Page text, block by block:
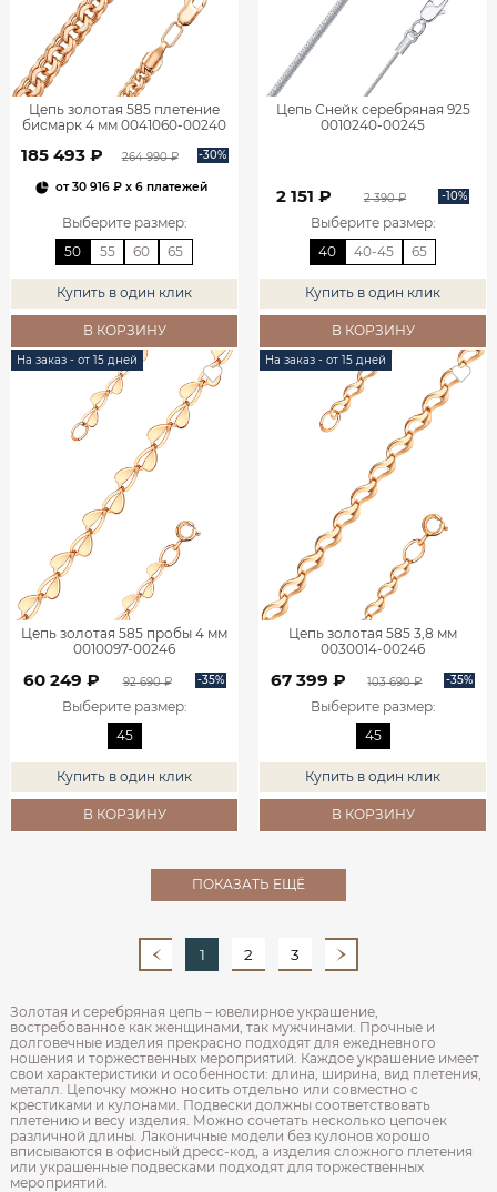
Цепь золотая 585 плетение
бисмарк 4 мм 0041060-00240
185 493 ₽ 264 990 ₽ -30%
от30 916 ₽x 6 платежей
Выберите размер:
50
55 60 65
Купить в один клик
В КОРЗИНУ
Цепь Снейк серебряная 925
0010240-00245
2 151 ₽ 2 390 ₽ -10%
Выберите размер:
40
40-45 65
Купить в один клик
В КОРЗИНУ
На заказ - от 15 дней
Цепь золотая 585 пробы 4 мм
0010097-00246
60 249 ₽ 92 690 ₽ -35%
Выберите размер:
45
Купить в один клик
В КОРЗИНУ
На заказ - от 15 дней
Цепь золотая 585 3,8 мм
0030014-00246
67 399 ₽ 103 690 ₽ -35%
Выберите размер:
45
Купить в один клик
В КОРЗИНУ
ПОКАЗАТЬ ЕЩЁ
1 2 3
Золотая и серебряная цепь – ювелирное украшение,
востребованное как женщинами, так мужчинами. Прочные и
долговечные изделия прекрасно подходят для ежедневного
ношения и торжественных мероприятий. Каждое украшение имеет
свои характеристики и особенности: длина, ширина, вид плетения,
металл. Цепочку можно носить отдельно или совместно с
крестиками и кулонами. Подвески должны соответствовать
плетению и весу изделия. Можно сочетать несколько цепочек
различной длины. Лаконичные модели без кулонов хорошо
вписываются в офисный дресс-код, а изделия сложного плетения
или украшенные подвесками подходят для торжественных
мероприятий.